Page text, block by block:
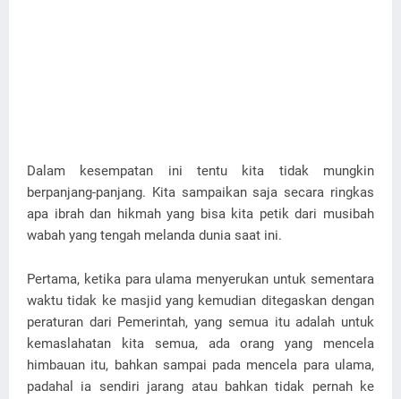
Dalam kesempatan ini tentu kita tidak mungkin
berpanjang-panjang. Kita sampaikan saja secara ringkas
apa ibrah dan hikmah yang bisa kita petik dari musibah
wabah yang tengah melanda dunia saat ini.
Pertama, ketika para ulama menyerukan untuk sementara
waktu tidak ke masjid yang kemudian ditegaskan dengan
peraturan dari Pemerintah, yang semua itu adalah untuk
kemaslahatan kita semua, ada orang yang mencela
himbauan itu, bahkan sampai pada mencela para ulama,
padahal ia sendiri jarang atau bahkan tidak pernah ke